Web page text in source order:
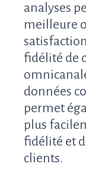
analyses
meilleure
fidélité de
données
permet
plus
fidélité et
clients.